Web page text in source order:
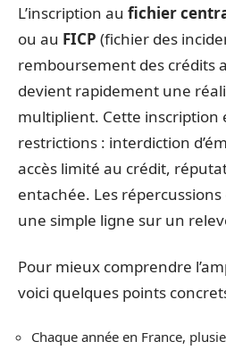
L’inscription au fichier
ou au FICP (fichier des
remboursement des crédits
devient rapidement une
multiplient. Cette inscription
restrictions : interdiction
accès limité au crédit,
entachée. Les
une simple ligne sur un
Pour mieux comprendre
voici quelques points
Chaque année en France,